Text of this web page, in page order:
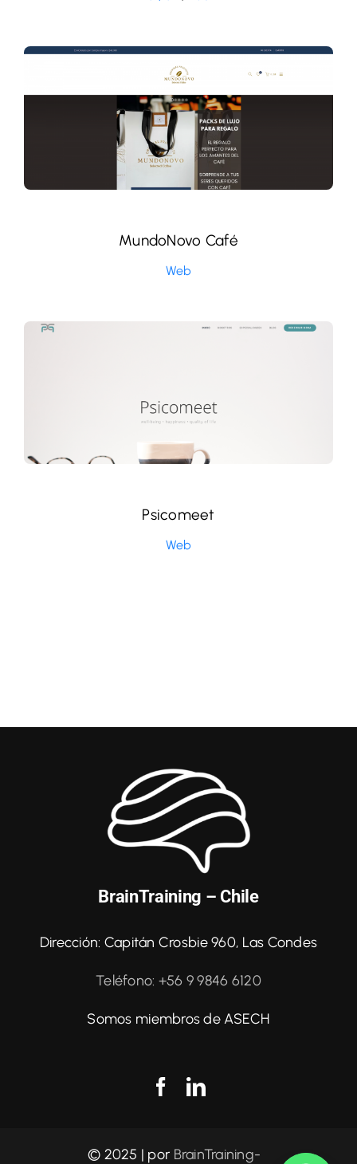
MundoNovo Café
Web
Psicomeet
Web
BrainTraining – Chile
Dirección: Capitán Crosbie 960, Las Condes
Teléfono: +56 9 9846 6120
Somos miembros de ASECH
© 2025 | por BrainTraining-